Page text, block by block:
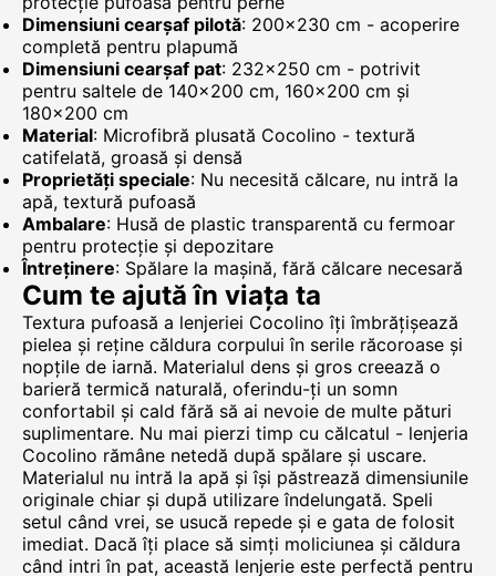
Dimensiuni cearșaf pilotă: 200x230 cm - acoperire
completă pentru plapumă
Dimensiuni cearșaf pat: 232x250 cm - potrivit
pentru saltele de 140x200 cm, 160x200 cm și
180x200 cm
Material: Microfibră plusată Cocolino - textură
catifelată, groasă și densă
Proprietăți speciale: Nu necesită călcare, nu intră la
apă, textură pufoasă
Ambalare: Husă de plastic transparentă cu fermoar
pentru protecție și depozitare
Întreținere: Spălare la mașină, fără călcare necesară
Cum te ajută în viața ta
Textura pufoasă a lenjeriei Cocolino îți îmbrățișează
pielea și reține căldura corpului în serile răcoroase și
nopțile de iarnă. Materialul dens și gros creează o
barieră termică naturală, oferindu-ți un somn
confortabil și cald fără să ai nevoie de multe pături
suplimentare. Nu mai pierzi timp cu călcatul - lenjeria
Cocolino rămâne netedă după spălare și uscare.
Materialul nu intră la apă și își păstrează dimensiunile
originale chiar și după utilizare îndelungată. Speli
setul când vrei, se usucă repede și e gata de folosit
imediat. Dacă îți place să simți moliciunea și căldura
când intri în pat, această lenjerie este perfectă pentru